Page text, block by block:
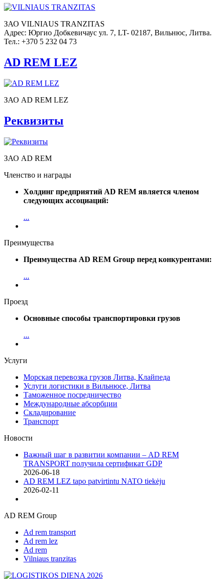
ЗАО VILNIAUS TRANZITAS
Адрес: Юргио Добкевичаус ул. 7, LT- 02187, Вильнюс, Литва.
Тел.: +370 5 232 04 73
AD REM LEZ
ЗАО AD REM LEZ
Реквизиты
ЗАО AD REM
Членство и награды
Холдинг предприятий AD REM является членом
следующих ассоциаций:
...
Преимущества
Преимущества AD REM Group перед конкурентами:
...
Проезд
Основные способы транспортировки грузов
...
Услуги
Морская перевозка грузов Литва, Клайпеда
Услуги логистики в Вильнюсе, Литва
Таможенное посредничество
Международные абсорбции
Складирование
Транспорт
Новости
Важный шаг в развитии компании – AD REM
TRANSPORT получила сертификат GDP
2026-06-18
AD REM LEZ tapo patvirtintu NATO tiekėju
2026-02-11
AD REM Group
Ad rem transport
Ad rem lez
Ad rem
Vilniaus tranzitas